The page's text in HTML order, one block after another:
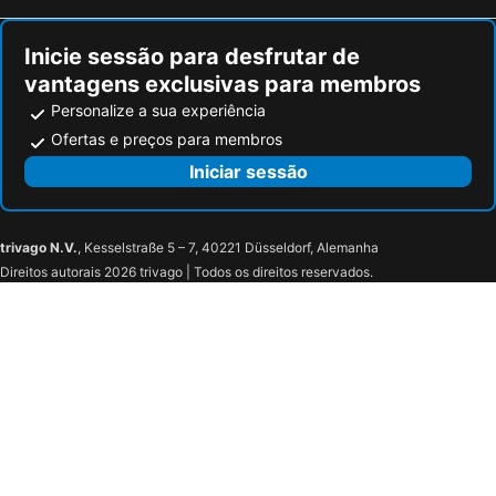
Inicie sessão para desfrutar de
vantagens exclusivas para membros
Personalize a sua experiência
Ofertas e preços para membros
Iniciar sessão
trivago N.V., Kesselstraße 5 – 7, 40221 Düsseldorf, Alemanha
Direitos autorais 2026 trivago | Todos os direitos reservados.